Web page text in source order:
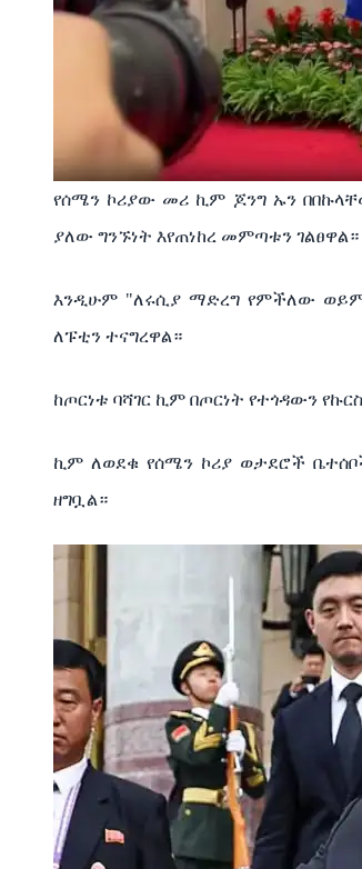
የሰሜን ኮሪያው መሪ ኪም ጆንግ ኡን
ያለው ግንኙነት እየጠነከረ መምጣቱን ገልፀዋል።
እንዲሁም "ለሩሲያ ማድረግ የምችለው
ለፑቲን ተናግረዋል።
ከጦርነቱ ባሻገር ኪም በጦርነት የተጎዳውን
ኪም ለወደቁ የሰሜን ኮሪያ ወታደሮች
ዘግቧል።